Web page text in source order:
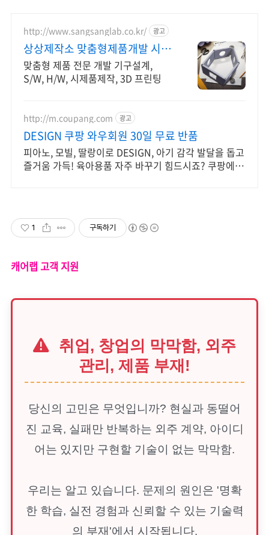
http://www.sangsanglab.co.kr/ 광고
상상제작소 맞춤형제품개발 시제
품 개발 제작 전문기업!
맞춤형 제품 전문 개발 기구설계,
S/W, H/W, 시제품제작, 3D 프린팅
http://m.coupang.com 광고
DESIGN 쿠팡 와우회원 30일 무료 반품
피아노, 모빌, 딸랑이로 DESIGN, 아기 감각 발달을 돕고
즐거움 가득! 육아용품 자주 바꾸기 힘드시죠? 쿠팡에서
1 구독하기
캐어랩 고객 지원
취업, 창업의 막막함, 외주
관리, 제품 부재!
당신의 고민은 무엇입니까? 현실과 동떨어
진 교육, 실패만 반복하는 외주 계약, 아이디
어는 있지만 구현할 기술이 없는 막막함.
우리는 알고 있습니다. 문제의 원인은 '명확
한 학습, 실전 경험과 신뢰할 수 있는 기술력
의 부재'에서 시작됩니다.